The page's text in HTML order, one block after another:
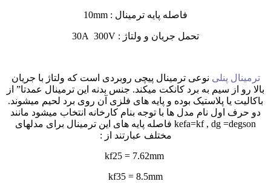
فاصله پایه ترمینال : 10mm
تحمل جریان و ولتاژ : 30A 300V
ترمینال پنلی نوعی ترمینال پیچی روبردی است که ولتاژ با جریان
بالا رو از سیم به برد کانکت میکند. جنس بدنه این ترمینال عمدتا” از
باکالیت یا پلاستیک بوده و پایه های فلزی آن روی برد لحیم میشوند.
دو حرف اول نام مدل ها با توجه بنام کارخانه انتخاب میشود مانند
kefa=kf , dg =degson فاصله پایه های این ترمینال برای مدلهای
مختلف عبارتند از :
kf35 = 8.5mm